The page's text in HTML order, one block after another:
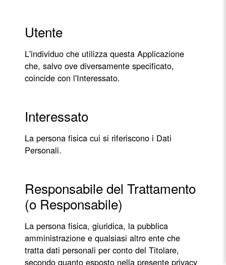
Utente
L'individuo che utilizza questa Applicazione
che, salvo ove diversamente specificato,
coincide con l'Interessato.
Interessato
La persona fisica cui si riferiscono i Dati
Personali.
Responsabile del Trattamento
(o Responsabile)
La persona fisica, giuridica, la pubblica
amministrazione e qualsiasi altro ente che
tratta dati personali per conto del Titolare,
secondo quanto esposto nella presente privacy